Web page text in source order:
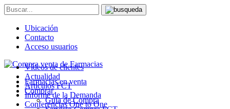
Ubicación
Contacto
Acceso usuarios
Farmacias en venta
Comprar
Guía de Compra
Vídeos de clientes
Actualidad
Artículos FCT
Informe de la Demanda
Conferencias One to One